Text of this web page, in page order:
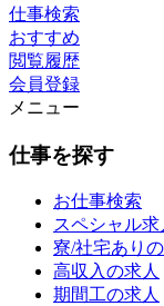
仕事検索
おすすめ
閲覧履歴
会員登録
メニュー
仕事を探す
お仕事検索
スペシャル求
寮/社宅あり
高収入の求人
期間工の求人